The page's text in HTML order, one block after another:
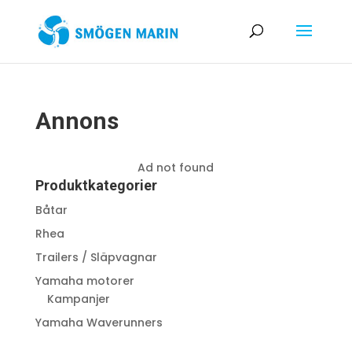
Annons
Ad not found
Produktkategorier
Båtar
Rhea
Trailers / Släpvagnar
Yamaha motorer
Kampanjer
Yamaha Waverunners